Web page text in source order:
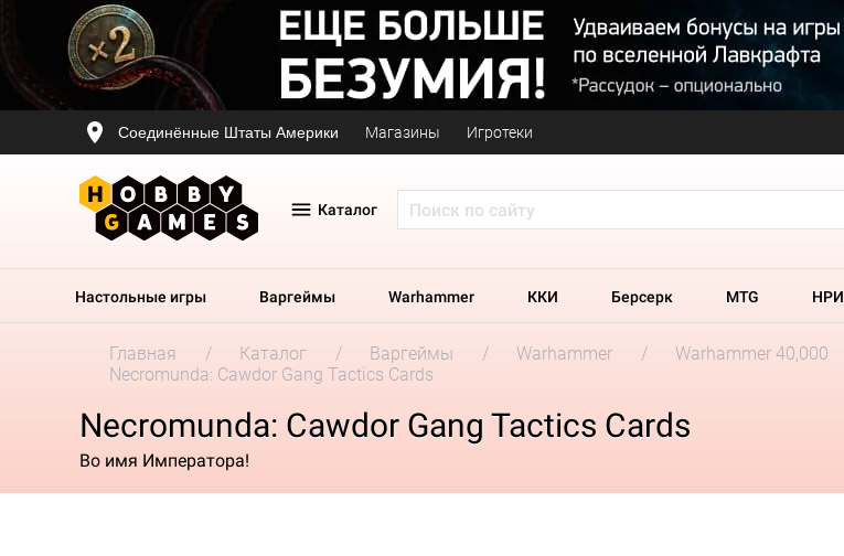
Соединённые Штаты Америки Магазины Игротеки
Каталог
Настольные игры Варгеймы Warhammer ККИ Берсерк MTG НРИ
Главная Каталог Варгеймы Warhammer Warhammer 40,000
Necromunda: Cawdor Gang Tactics Cards
Necromunda: Cawdor Gang Tactics Cards
Во имя Императора!